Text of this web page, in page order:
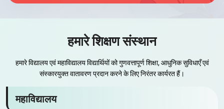
हमारे शिक्षण संस्थान
हमारे विद्यालय एवं महाविद्यालय विद्यार्थियों को गुणवत्तापूर्ण शिक्षा, आधुनिक सुविधाएँ एवं
संस्कारयुक्त वातावरण प्रदान करने के लिए निरंतर कार्यरत हैं।
महाविद्यालय